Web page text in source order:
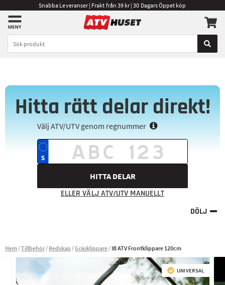
Snabba Leveranser | Frakt från 39 kr | 30 Dagars Öppet köp
Hitta rätt delar direkt!
Välj ATV/UTV genom regnummer
HITTA DELAR
ELLER VÄLJ ATV/UTV MANUELLT
DÖLJ
Hem Tillbehör Redskap Gräsklippare IB ATV Frontklippare 120cm
UNIVERSAL